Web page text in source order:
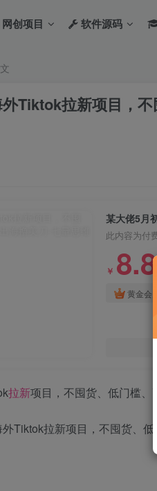
网创项目 软件源码
Tiktok拉新项目，
此内容为付
￥ 8.8
黄金会员
拉新项目，不囤货、低门槛